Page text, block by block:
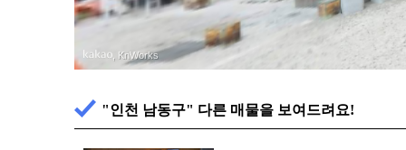
, KnWorks
"인천 남동구" 다른 매물을 보여드려요!